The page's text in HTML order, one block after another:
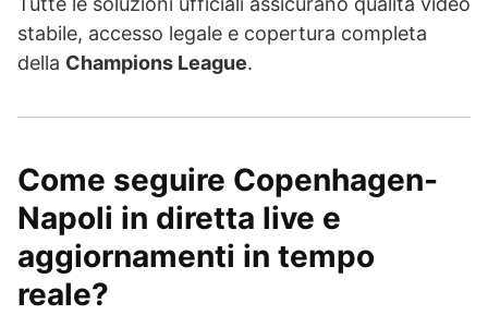
stabile, accesso legale e copertura completa
della Champions League.
Come seguire Copenhagen-
Napoli in diretta live e
aggiornamenti in tempo
reale?